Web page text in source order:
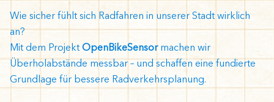
Wie sicher fühlt sich Radfahren in unserer Stadt wirklich
an?
Mit dem ProjektOpenBikeSensormachen wir
Überholabstände messbar – und schaffen eine fundierte
Grundlage für bessere Radverkehrsplanung.